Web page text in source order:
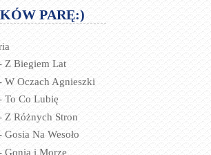
PARĘ:)
Z Biegiem Lat
W Oczach Agnieszki
To Co Lubię
Z Różnych Stron
Na Wesoło
Gonia i Morze